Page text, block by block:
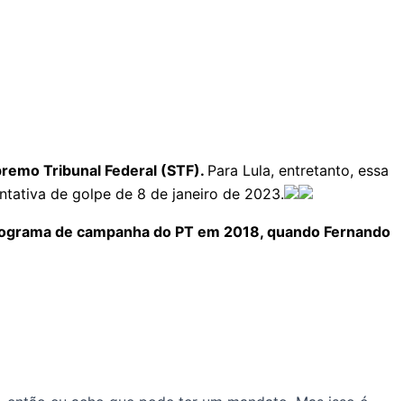
Tribunal Federal (STF). Para Lula, entretanto, essa
de golpe de 8 de janeiro de 2023.
de campanha do PT em 2018, quando Fernando